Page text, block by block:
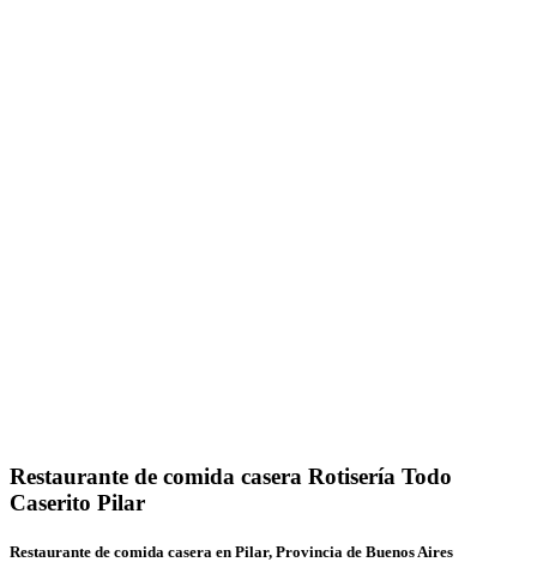
Restaurante de comida casera Rotisería Todo
Caserito Pilar
Restaurante de comida casera en Pilar, Provincia de Buenos Aires